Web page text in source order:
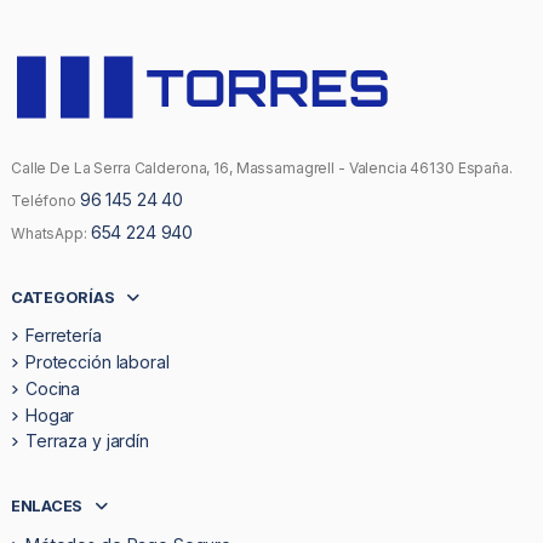
Calle De La Serra Calderona, 16, Massamagrell - Valencia 46130 España.
Teléfono 96 145 24 40
WhatsApp: 654 224 940
CATEGORÍAS
Ferretería
Protección laboral
Cocina
Hogar
Terraza y jardín
ENLACES